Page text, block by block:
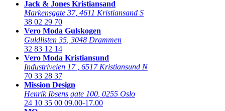
Jack & Jones Kristiansand
Markensgate 37, 4611 Kristiansand S
38 02 29 70
Vero Moda Gulskogen
Guldlisten 35 3048 Drammen
32 83 12 14
Vero Moda Kristiansund
Industriveien 17
6517 Kristiansund N
70 33 28 37
Mission Design
Henrik Ibsens gate 100 0255 Oslo
24 10 35 00 09.00-17.00